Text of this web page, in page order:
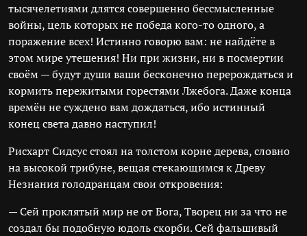
тысячелетиями длятся совершенно бессмысленные
войны, цель которых не победа кого-то одного, а
поражение всех! Истинно говорю вам: не найдёте в
этом мире утешения! Ни при жизни, ни в посмертии
своём — будут души ваши бесконечно перерождаться и
кормить пережитыми горестями Лжебога. Даже конца
времён не суждено вам дождаться, ибо истинный
конец света давно наступил!
Рисхарт Сидсус стоял на толстом корне дерева, словно
на высокой трибуне, вещая стекающимся к Древу
Незнания голодранцам свои откровения:
— Сей проклятый мир не от Бога, Творец ни за что не
создал бы подобную юдоль скорби. Сей фальшивый